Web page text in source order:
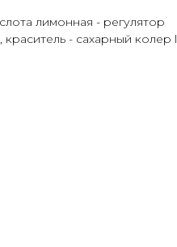
лимонная - регулятор
- сахарный колер l